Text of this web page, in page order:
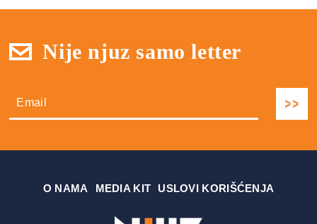
Nije njuz samo letter
О NAMA MEDIA KIT USLOVI KORIŠĆENJA